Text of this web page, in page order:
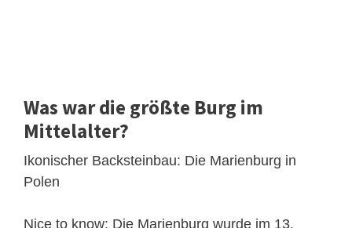
Was war die größte Burg im
Mittelalter?
Ikonischer Backsteinbau: Die Marienburg in
Polen
Nice to know: Die Marienburg wurde im 13.